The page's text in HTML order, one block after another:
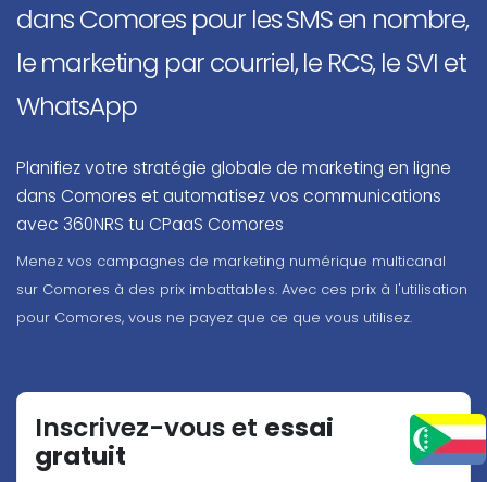
dans Comores pour les SMS en nombre,
le marketing par courriel, le RCS, le SVI et
WhatsApp
Planifiez votre stratégie globale de marketing en ligne
dans Comores et automatisez vos communications
avec 360NRS tu CPaaS Comores
Menez vos campagnes de marketing numérique multicanal
sur Comores à des prix imbattables. Avec ces prix à l'utilisation
pour Comores, vous ne payez que ce que vous utilisez.
Inscrivez-vous et essai
gratuit